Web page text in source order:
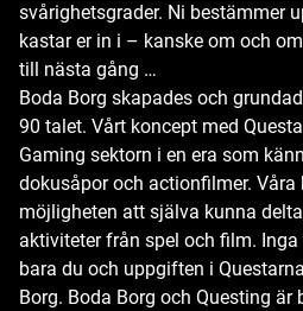
svårighetsgrader. Ni bestämmer
kastar er in i – kanske om och
till nästa gång …
Boda Borg skapades och
90 talet. Vårt koncept med
Gaming sektorn i en era som
dokusåpor och actionfilmer. Våra
möjligheten att själva kunna
aktiviteter från spel och film.
bara du och uppgiften i
Borg. Boda Borg och Questing är